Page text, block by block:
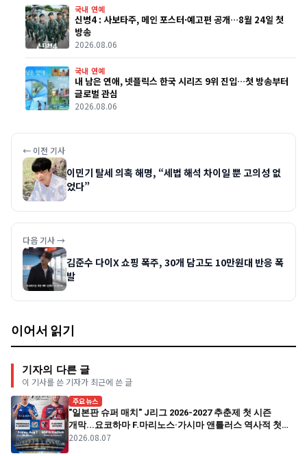
국내 연예
신병4 : 사보타주, 메인 포스터·예고편 공개…8월 24일 첫
방송
2026.08.06
국내 연예
내 남은 연애, 넷플릭스 한국 시리즈 9위 진입…첫 방송부터
글로벌 관심
2026.08.06
← 이전 기사
이민기 탈세 의혹 해명, “세법 해석 차이일 뿐 고의성 없
었다”
다음 기사 →
김준수 다이X 쇼핑 폭주, 30개 담고도 10만원대 반응 폭
발
이어서 읽기
기자의 다른 글
이 기사를 쓴 기자가 최근에 쓴 글
주요뉴스
"일본판 슈퍼 매치" J리그 2026-2027 추춘제 첫 시즌
개막...요코하마 F.마리노스·가시마 앤틀러스 역사적 첫
경기
2026.08.07